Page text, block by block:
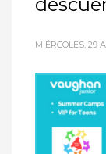
MIÉRCOLES, 29